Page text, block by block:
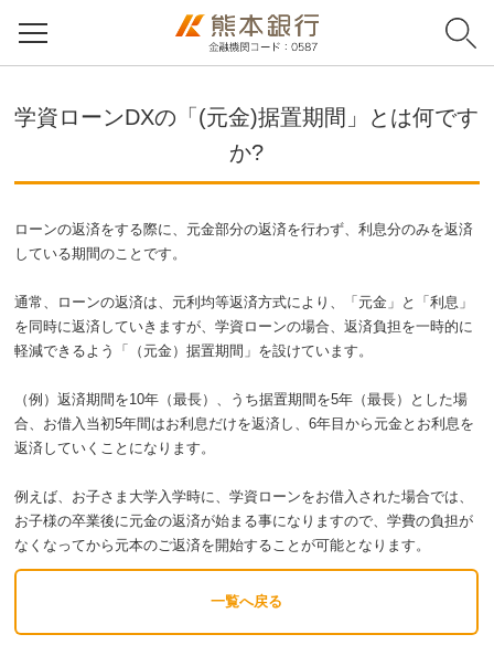
学資ローンDXの「(元金)据置期間」とは何です
か?
ローンの返済をする際に、元金部分の返済を行わず、利息分のみを返済
している期間のことです。
通常、ローンの返済は、元利均等返済方式により、「元金」と「利息」
を同時に返済していきますが、学資ローンの場合、返済負担を一時的に
軽減できるよう「（元金）据置期間」を設けています。
（例）返済期間を10年（最長）、うち据置期間を5年（最長）とした場
合、お借入当初5年間はお利息だけを返済し、6年目から元金とお利息を
返済していくことになります。
例えば、お子さま大学入学時に、学資ローンをお借入された場合では、
お子様の卒業後に元金の返済が始まる事になりますので、学費の負担が
なくなってから元本のご返済を開始することが可能となります。
一覧へ戻る